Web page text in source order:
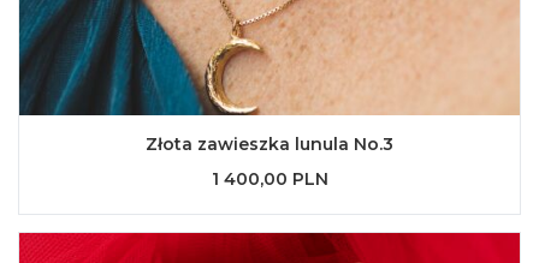
Złota zawieszka lunula No.3
1 400,00 PLN